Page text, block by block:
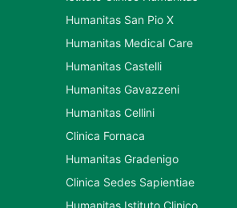
Humanitas San Pio X
Humanitas Medical Care
Humanitas Castelli
Humanitas Gavazzeni
Humanitas Cellini
Clinica Fornaca
Humanitas Gradenigo
Clinica Sedes Sapientiae
Humanitas Istituto Clinico